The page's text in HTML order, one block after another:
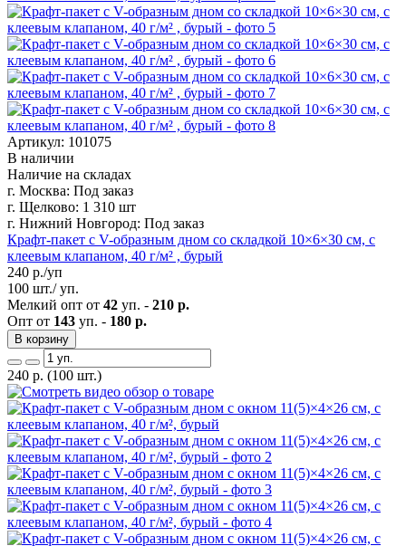
Артикул: 101075
В наличии
Наличие на складах
г. Москва: Под заказ
г. Щелково: 1 310 шт
г. Нижний Новгород: Под заказ
Крафт-пакет с V-образным дном со складкой 10×6×30 см, с
клеевым клапаном, 40 г/м² , бурый
240 р./уп
100 шт./ уп.
Мелкий опт от 42 уп. - 210 р.
Опт от 143 уп. - 180 р.
В корзину
240 р. (100 шт.)